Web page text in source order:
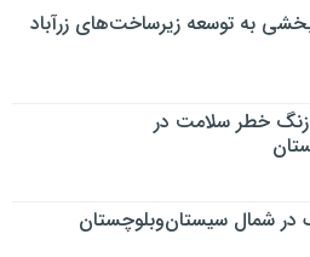
به توسعه زیرساخت‌های زرآباد
خطر سلامت در
در شمال سیستان‌وبلوچستان